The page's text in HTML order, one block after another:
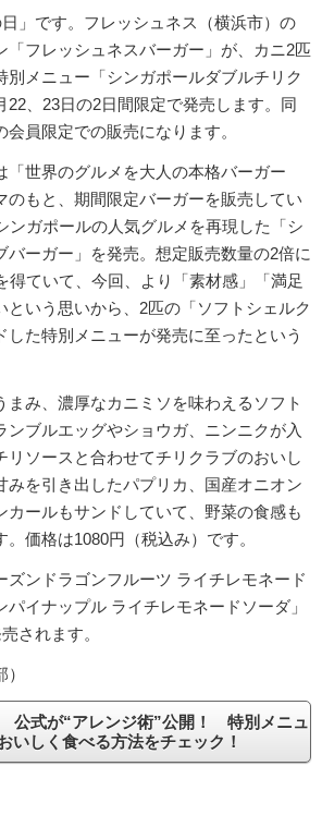
」です。フレッシュネス（横浜市）の
「フレッシュネスバーガー」が、カニ2匹
別メニュー「シンガポールダブルチリク
22、23日の2日間限定で発売します。同
員限定での販売になります。
世界のグルメを大人の本格バーガー
のもと、期間限定バーガーを販売してい
ンガポールの人気グルメを再現した「シ
バーガー」を発売。想定販売数量の2倍に
得ていて、今回、より「素材感」「満足
という思いから、2匹の「ソフトシェルク
した特別メニューが発売に至ったという
み、濃厚なカニミソを味わえるソフト
ンブルエッグやショウガ、ニンニクが入
リソースと合わせてチリクラブのおいし
みを引き出したパプリカ、国産オニオン
カールもサンドしていて、野菜の食感も
価格は1080円（税込み）です。
ンドラゴンフルーツ ライチレモネード
パイナップル ライチレモネードソーダ」
されます。
式が“アレンジ術”公開！ 特別メニュ
いしく食べる方法をチェック！